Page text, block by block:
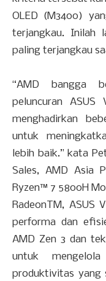
OLED (M3400)
terjangkau. Inilah
paling terjangkau
“AMD bangga
peluncuran ASUS
menghadirkan
untuk
lebih baik.” kata
Sales, AMD Asia
Ryzen™ 7 5800H
RadeonTM, ASUS
performa dan
AMD Zen 3 dan
untuk
produktivitas yang